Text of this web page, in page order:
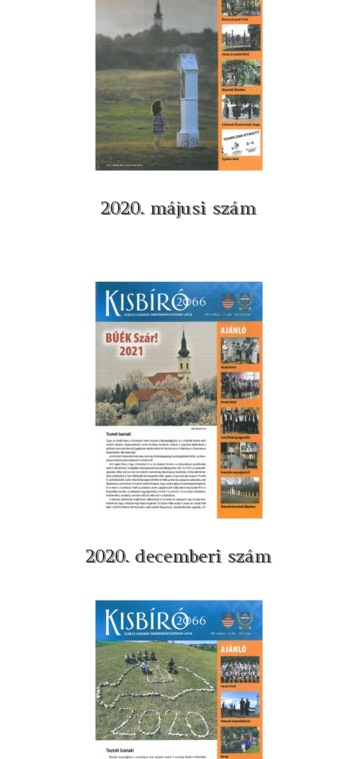
2020. májusi szám
2020. decemberi szám